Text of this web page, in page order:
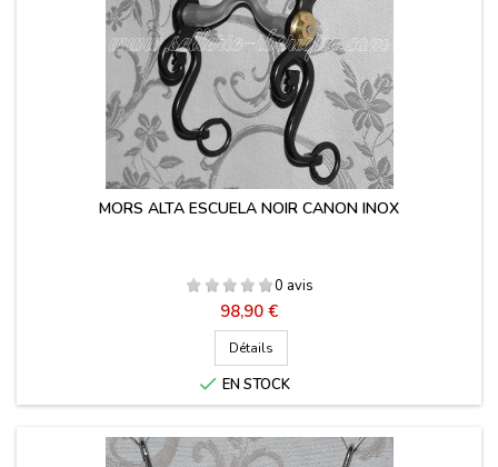
MORS ALTA ESCUELA NOIR CANON INOX
0 avis
Prix
98,90 €
Détails
 EN STOCK